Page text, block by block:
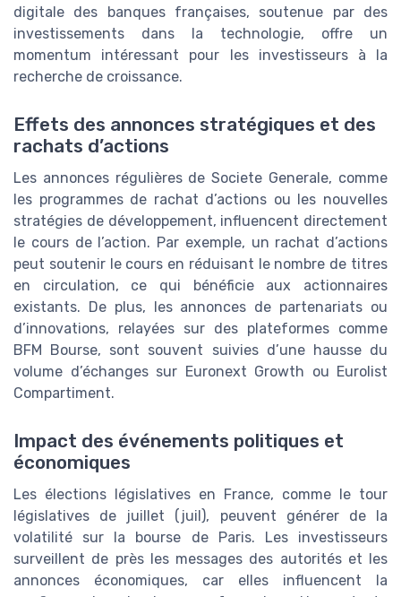
digitale des banques françaises, soutenue par des
investissements dans la technologie, offre un
momentum intéressant pour les investisseurs à la
recherche de croissance.
Effets des annonces stratégiques et des
rachats d’actions
Les annonces régulières de Societe Generale, comme
les programmes de rachat d’actions ou les nouvelles
stratégies de développement, influencent directement
le cours de l’action. Par exemple, un rachat d’actions
peut soutenir le cours en réduisant le nombre de titres
en circulation, ce qui bénéficie aux actionnaires
existants. De plus, les annonces de partenariats ou
d’innovations, relayées sur des plateformes comme
BFM Bourse, sont souvent suivies d’une hausse du
volume d’échanges sur Euronext Growth ou Eurolist
Compartiment.
Impact des événements politiques et
économiques
Les élections législatives en France, comme le tour
législatives de juillet (juil), peuvent générer de la
volatilité sur la bourse de Paris. Les investisseurs
surveillent de près les messages des autorités et les
annonces économiques, car elles influencent la